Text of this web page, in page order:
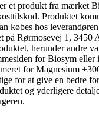
et produkt fra mærket
Produktet
købes hos
på Rørmosevej 1, 3450
herunder andre
for Biosym eller
for Magnesium
for at give en bedre
og yderligere